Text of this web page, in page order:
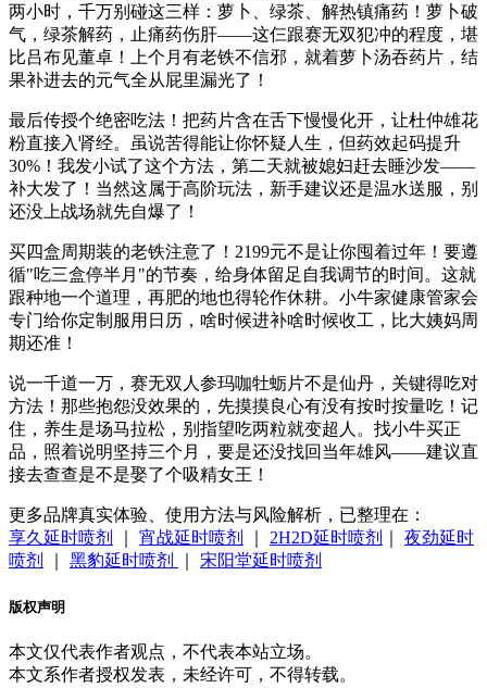
两小时，千万别碰这三样：萝卜、绿茶、解热镇痛药！萝卜破
气，绿茶解药，止痛药伤肝——这仨跟赛无双犯冲的程度，堪
比吕布见董卓！上个月有老铁不信邪，就着萝卜汤吞药片，结
果补进去的元气全从屁里漏光了！
最后传授个绝密吃法！把药片含在舌下慢慢化开，让杜仲雄花
粉直接入肾经。虽说苦得能让你怀疑人生，但药效起码提升
30%！我发小试了这个方法，第二天就被媳妇赶去睡沙发——
补大发了！当然这属于高阶玩法，新手建议还是温水送服，别
还没上战场就先自爆了！
买四盒周期装的老铁注意了！2199元不是让你囤着过年！要遵
循"吃三盒停半月"的节奏，给身体留足自我调节的时间。这就
跟种地一个道理，再肥的地也得轮作休耕。小牛家健康管家会
专门给你定制服用日历，啥时候进补啥时候收工，比大姨妈周
期还准！
说一千道一万，赛无双人参玛咖牡蛎片不是仙丹，关键得吃对
方法！那些抱怨没效果的，先摸摸良心有没有按时按量吃！记
住，养生是场马拉松，别指望吃两粒就变超人。找小牛买正
品，照着说明坚持三个月，要是还没找回当年雄风——建议直
接去查查是不是娶了个吸精女王！
更多品牌真实体验、使用方法与风险解析，已整理在：
享久延时喷剂
宵战延时喷剂 2H2D延时喷剂
夜劲延时
喷剂
黑豹延时喷剂 宋阳堂延时喷剂
版权声明
本文仅代表作者观点，不代表本站立场。
本文系作者授权发表，未经许可，不得转载。